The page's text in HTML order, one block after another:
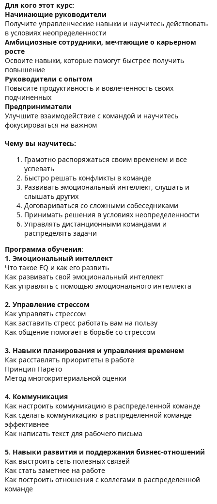
Для кого этот курс:
Начинающие руководители
Получите управленческие навыки и научитесь действовать
в условиях неопределенности
Амбициозные сотрудники, мечтающие о карьерном
росте
Освоите навыки, которые помогут быстрее получить
повышение
Руководители с опытом
Повысите продуктивность и вовлеченность своих
подчиненных
Предприниматели
Улучшите взаимодействие с командой и научитесь
фокусироваться на важном
Чему вы научитесь:
Грамотно распоряжаться своим временем и все
успевать
Быстро решать конфликты в команде
Развивать эмоциональный интеллект, слушать и
слышать других
Договариваться со сложными собеседниками
Принимать решения в условиях неопределенности
Управлять дистанционными командами и
распределять задачи
Программа обучения:
1. Эмоциональный интеллект
Что такое EQ и как его развить
Как развивать свой эмоциональный интеллект
Как управлять с помощью эмоционального интеллекта
2. Управление стрессом
Как управлять стрессом
Как заставить стресс работать вам на пользу
Как общение помогает в борьбе со стрессом
3. Навыки планирования и управления временем
Как расставлять приоритеты в работе
Принцип Парето
Метод многокритериальной оценки
4. Коммуникация
Как настроить коммуникацию в распределенной команде
Как сделать коммуникацию в распределенной команде
эффективнее
Как написать текст для рабочего письма
5. Навыки развития и поддержания бизнес-отношений
Как выстроить сеть полезных связей
Как стать заметнее на работе
Как построить отношения с коллегами в распределенной
команде